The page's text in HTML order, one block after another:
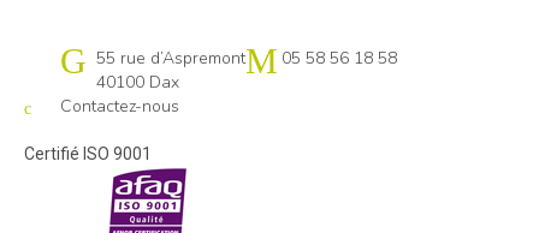
Cap emploi 40-64 Pays basque
55 rue d’Aspremont
40100 Dax
05 58 56 18 58
Contactez-nous
Certifié ISO 9001